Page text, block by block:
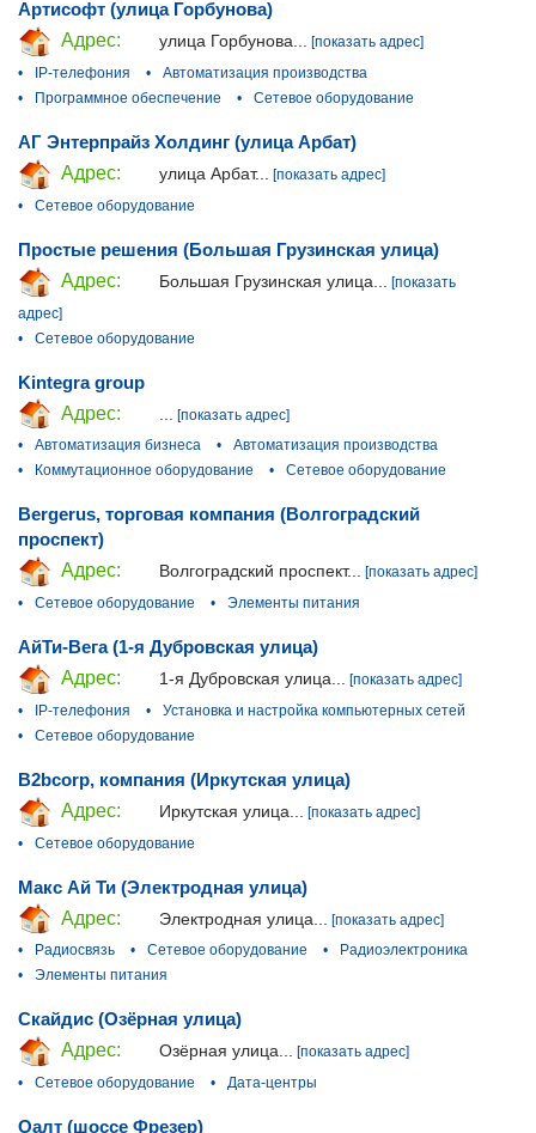
Артисофт (улица Горбунова)
Адрес:
улица Горбунова... [показать адрес]
•
IP-телефония •
Автоматизация производства
•
Программное обеспечение • Сетевое оборудование
АГ Энтерпрайз Холдинг (улица Арбат)
Адрес:
улица Арбат...
[показать адрес]
•
Сетевое оборудование
Простые решения (Большая Грузинская улица)
Адрес:
Большая Грузинская улица...
[показать
адрес]
•
Сетевое оборудование
Kintegra group
Адрес:
[показать адрес]
•
Автоматизация бизнеса •
Автоматизация производства
•
Коммутационное оборудование • Сетевое оборудование
Bergerus, торговая компания (Волгоградский
проспект)
Адрес:
Волгоградский проспект... [показать адрес]
•
Сетевое оборудование • Элементы питания
АйТи-Вега (1-я Дубровская улица)
Адрес:
1-я Дубровская улица...
[показать адрес]
•
IP-телефония •
Установка и настройка компьютерных сетей
•
Сетевое оборудование
B2bcorp, компания (Иркутская улица)
Адрес:
Иркутская улица...
[показать адрес]
•
Сетевое оборудование
Макс Ай Ти (Электродная улица)
Адрес:
Электродная улица...
[показать адрес]
•
Радиосвязь • Сетевое оборудование •
Радиоэлектроника
•
Элементы питания
Скайдис (Озёрная улица)
Адрес:
Озёрная улица... [показать адрес]
•
Сетевое оборудование • Дата-центры
Оалт (шоссе Фрезер)